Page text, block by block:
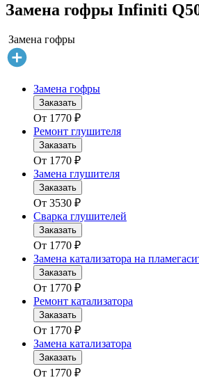
Замена гофры Infiniti
Замена гофры
Замена гофры
Заказать
От 1770 ₽
Ремонт глушителя
Заказать
От 1770 ₽
Замена глушителя
Заказать
От 3530 ₽
Сварка глушителей
Заказать
От 1770 ₽
Замена катализатора на
Заказать
От 1770 ₽
Ремонт катализатора
Заказать
От 1770 ₽
Замена катализатора
Заказать
От 1770 ₽